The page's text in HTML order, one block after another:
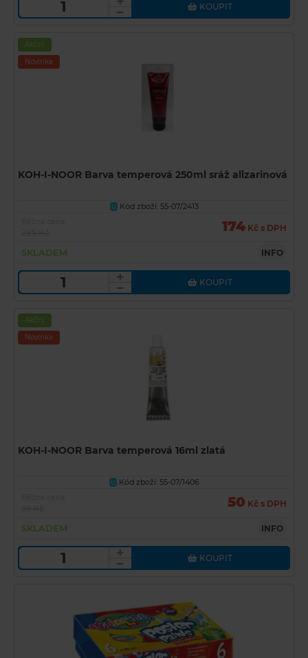
KOUPIT
Akční
Novinka
KOH-I-NOOR Barva temperová 250ml sráž alizarinová
U Kód zboží: 55-07/2413
174 Kč s DPH
SKLADEM INFO
KOUPIT
Akční
Novinka
KOH-I-NOOR Barva temperová 16ml zlatá
U Kód zboží: 55-07/1406
50 Kč s DPH
SKLADEM INFO
KOUPIT